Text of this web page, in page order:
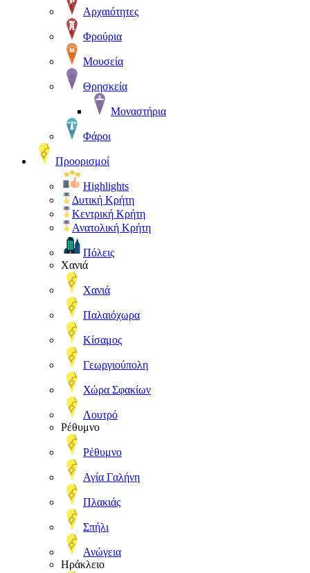
Αρχαιότητες
Φρούρια
Μουσεία
Θρησκεία
Μοναστήρια
Φάροι
Προορισμοί
Highlights
Δυτική Κρήτη
Κεντρική Κρήτη
Ανατολική Κρήτη
Πόλεις
Χανιά
Χανιά
Παλαιόχωρα
Κίσαμος
Γεωργιούπολη
Χώρα Σφακίων
Λουτρό
Ρέθυμνο
Ρέθυμνο
Αγία Γαλήνη
Πλακιάς
Σπήλι
Ανώγεια
Ηράκλειο